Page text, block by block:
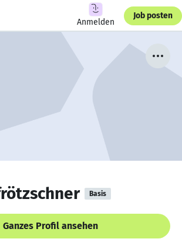
Anmelden
Job posten
Basis
Ganzes Profil ansehen